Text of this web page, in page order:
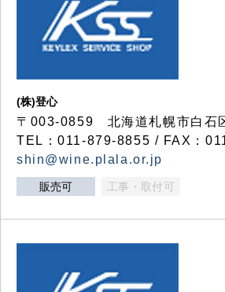
(株)登心
〒003-0859 北海道札幌市白石
TEL：011-879-8855 / FAX：
shin@wine.plala.or.jp
販売可 工事・取付可